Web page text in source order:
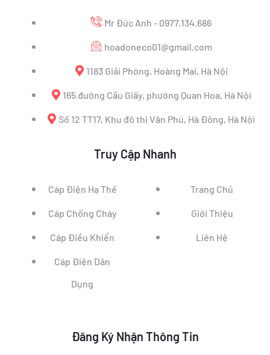
Mr Đức Anh - 0977.134.686
hoadoneco01@gmail.com
1183 Giải Phóng, Hoàng Mai, Hà Nội
165 đường Cầu Giấy, phường Quan Hoa, Hà Nội
Số 12 TT17, Khu đô thị Văn Phú, Hà Đông, Hà Nội
Truy Cập Nhanh
Cáp Điện Hạ Thế
Cáp Chống Cháy
Cáp Điều Khiển
Cáp Điện Dân
Dụng
Trang Chủ
Giới Thiệu
Liên Hệ
Đăng Ký Nhận Thông Tin